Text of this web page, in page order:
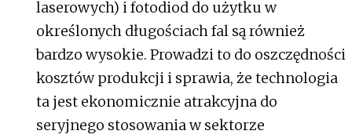
laserowych) i fotodiod do użytku w
określonych długościach fal są również
bardzo wysokie. Prowadzi to do oszczędności
kosztów produkcji i sprawia, że technologia
ta jest ekonomicznie atrakcyjna do
seryjnego stosowania w sektorze